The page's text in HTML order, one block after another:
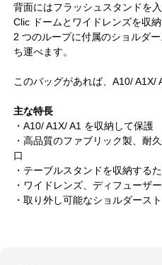
背面にはフラッシュスタンドを
Clic ドームとワイドレンズを収
2 つのループに付属のショルダ
ち運べます。
このバッグがあれば、A10/ A1X/
主な特長
・A10/ A1X/ A1 を収納して保護
・高品質のファブリック製、耐
口
・テーブルスタンドを収納する
・ワイドレンズ、ディフューザ
・取り外し可能なショルダース